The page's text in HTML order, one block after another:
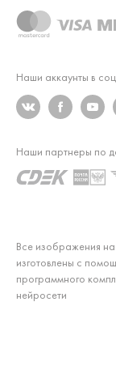
Наши аккаунты в
Все изображения
изготовлены с
программного
нейросети
Наши партнеры по